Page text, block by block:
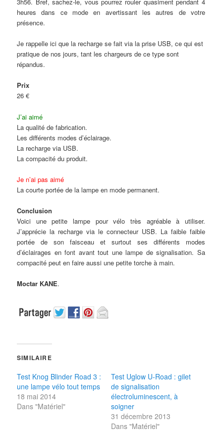
heures dans ce mode en avertissant les autres de votre
présence.
Je rappelle ici que la recharge se fait via la prise USB, ce qui est
pratique de nos jours, tant les chargeurs de ce type sont
répandus.
Prix
26 €
J’ai aimé
La qualité de fabrication.
Les différents modes d’éclairage.
La recharge via USB.
La compacité du produit.
Je n’ai pas aimé
La courte portée de la lampe en mode permanent.
Conclusion
Voici une petite lampe pour vélo très agréable à utiliser.
J’apprécie la recharge via le connecteur USB. La faible faible
portée de son faisceau et surtout ses différents modes
d’éclairages en font avant tout une lampe de signalisation. Sa
compacité peut en faire aussi une petite torche à main.
Moctar KANE.
SIMILAIRE
Test Knog Blinder Road 3 :
une lampe vélo tout temps
18 mai 2014
Dans "Matériel"
Test Uglow U-Road : gilet
de signalisation
électroluminescent, à
soigner
31 décembre 2013
Dans "Matériel"